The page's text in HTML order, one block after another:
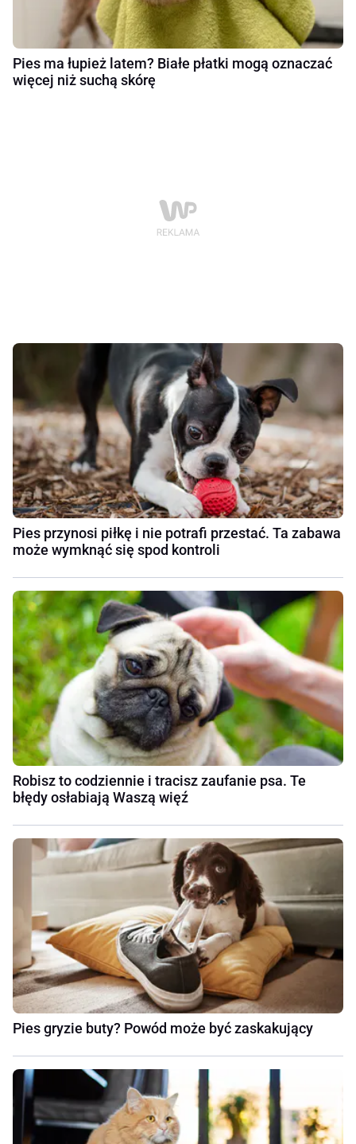
Pies ma łupież latem? Białe płatki mogą oznaczać
więcej niż suchą skórę
Pies przynosi piłkę i nie potrafi przestać. Ta zabawa
może wymknąć się spod kontroli
Robisz to codziennie i tracisz zaufanie psa. Te
błędy osłabiają Waszą więź
Pies gryzie buty? Powód może być zaskakujący